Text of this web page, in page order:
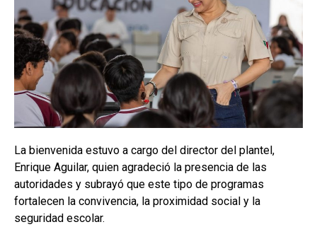
La bienvenida estuvo a cargo del director del plantel,
Enrique Aguilar, quien agradeció la presencia de las
autoridades y subrayó que este tipo de programas
fortalecen la convivencia, la proximidad social y la
seguridad escolar.